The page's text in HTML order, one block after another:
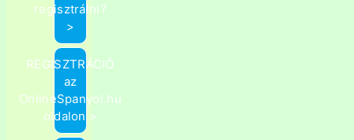
regisztrálni?
>
REGISZTRÁCIÓ
az
OnlineSpanyol.hu
oldalon >